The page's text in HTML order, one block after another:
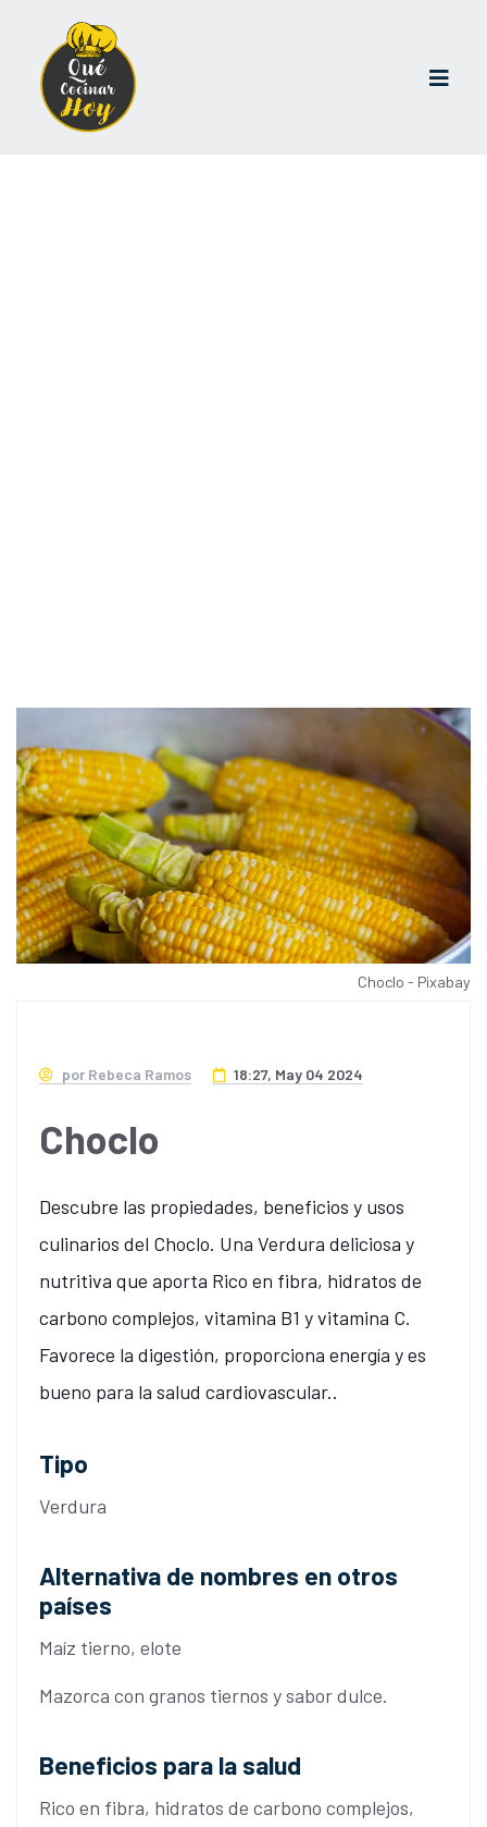
Choclo - Pixabay
por Rebeca Ramos 18:27, May 04 2024
Choclo
Descubre las propiedades, beneficios y usos
culinarios del Choclo. Una Verdura deliciosa y
nutritiva que aporta Rico en fibra, hidratos de
carbono complejos, vitamina B1 y vitamina C.
Favorece la digestión, proporciona energía y es
bueno para la salud cardiovascular..
Tipo
Verdura
Alternativa de nombres en otros
países
Maíz tierno, elote
Mazorca con granos tiernos y sabor dulce.
Beneficios para la salud
Rico en fibra, hidratos de carbono complejos,